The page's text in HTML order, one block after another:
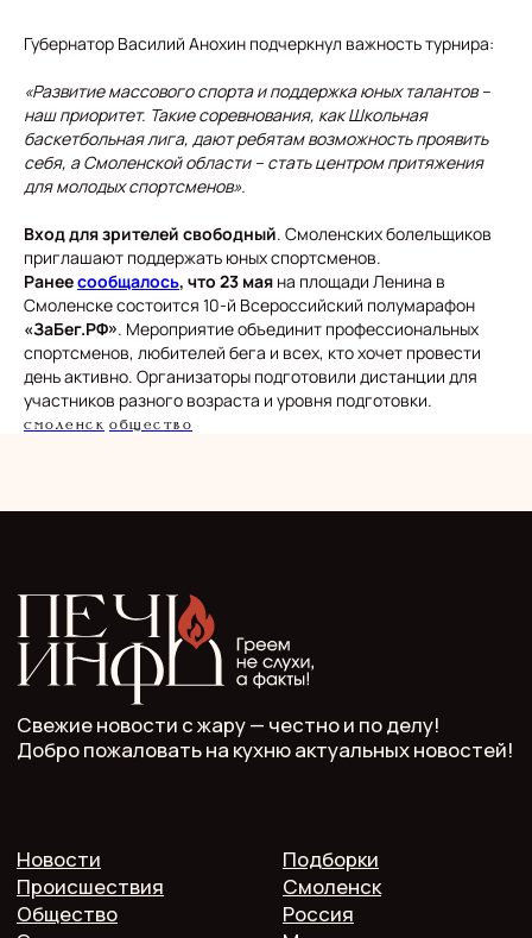
Губернатор Василий Анохин подчеркнул важность турнира:
«Развитие массового спорта и поддержка юных талантов –
наш приоритет. Такие соревнования, как Школьная
баскетбольная лига, дают ребятам возможность проявить
себя, а Смоленской области – стать центром притяжения
для молодых спортсменов».
Вход для зрителей свободный. Смоленских болельщиков
приглашают поддержать юных спортсменов.
Ранеесообщалось, что 23 мая на площади Ленина в
Смоленске состоится 10-й Всероссийский полумарафон
«ЗаБег.РФ». Мероприятие объединит профессиональных
спортсменов, любителей бега и всех, кто хочет провести
день активно. Организаторы подготовили дистанции для
участников разного возраста и уровня подготовки.
Смоленск Общество
Жизнь
Окружные вести
Видеоблог О нас
Спецпроекты
2025 @ Печь.Инфо
серия Эл Nº ФС77−89949 oт 15 августа 2025 г.
Учредитель: ООО "Мелодия"
Главный редактор: Кулькова А.С.
Телефон: 7 952 536 3336
Почта: redaktor.pech.info@yandex.ru
214000 Смоленская область, г. Смоленск, проспект
Гагарина 10/2, оф. 507
16+. Мнение редакции может не совпадать
с мнением авторов.
Согласие на обработку персональных данных